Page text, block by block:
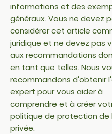
informations et des
généraux. Vous ne devez
considérer cet article
juridique et ne devez pas
aux recommandations
en tant que telles. Nous
recommandons d'obtenir
expert pour vous aider à
comprendre et à créer
politique de protection de
privée.